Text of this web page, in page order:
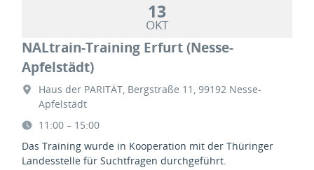
13
OKT
NALtrain-Training Erfurt (Nesse-
Apfelstädt)
Haus der PARITÄT, Bergstraße 11, 99192 Nesse-
Apfelstädt
11:00 – 15:00
Das Training wurde in Kooperation mit der Thüringer
Landesstelle für Suchtfragen durchgeführt.